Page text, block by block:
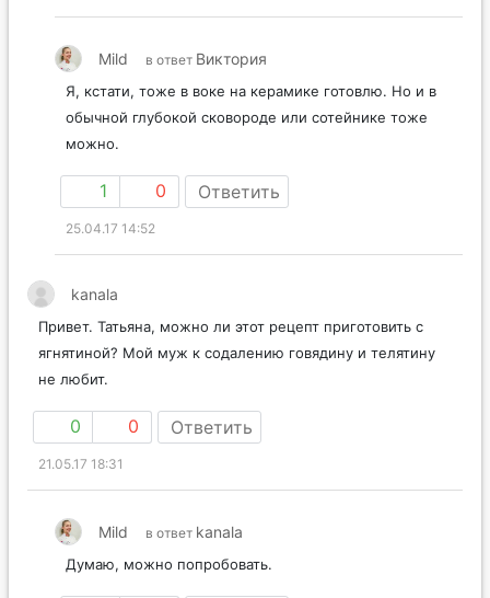
Mild в ответ Виктория
Я, кстати, тоже в воке на керамике готовлю. Но и в
обычной глубокой сковороде или сотейнике тоже
можно.
1 0 Ответить
25.04.17 14:52
kanala
Привет. Татьяна, можно ли этот рецепт приготовить с
ягнятиной? Мой муж к содалению говядину и телятину
не любит.
0 0 Ответить
21.05.17 18:31
Mild в ответ kanala
Думаю, можно попробовать.